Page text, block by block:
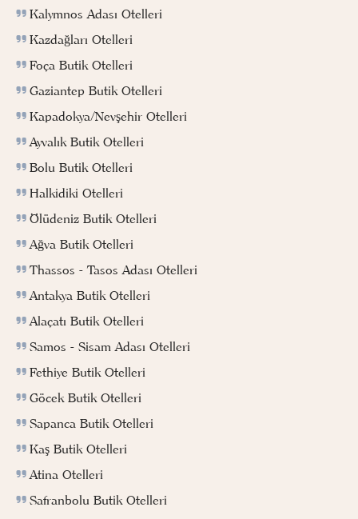
Kalymnos Adası Otelleri
Kazdağları Otelleri
Foça Butik Otelleri
Gaziantep Butik Otelleri
Kapadokya/Nevşehir Otelleri
Ayvalık Butik Otelleri
Bolu Butik Otelleri
Halkidiki Otelleri
Ölüdeniz Butik Otelleri
Ağva Butik Otelleri
Thassos - Tasos Adası Otelleri
Antakya Butik Otelleri
Alaçatı Butik Otelleri
Samos - Sisam Adası Otelleri
Fethiye Butik Otelleri
Göcek Butik Otelleri
Sapanca Butik Otelleri
Kaş Butik Otelleri
Atina Otelleri
Safranbolu Butik Otelleri